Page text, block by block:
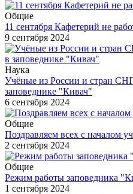
Общие
11 сентября Кафетерий не
9 сентября 2024
Наука
Учёные из России и стран
заповеднике "Кивач"
6 сентября 2024
Общие
Поздравляем всех с началом
2 сентября 2024
Общие
Режим работы заповедника
1 сентября 2024